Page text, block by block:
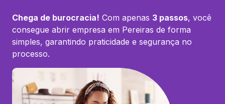
Chega de burocracia! Com apenas 3 passos, você
consegue abrir empresa em Pereiras de forma
simples, garantindo praticidade e segurança no
processo.